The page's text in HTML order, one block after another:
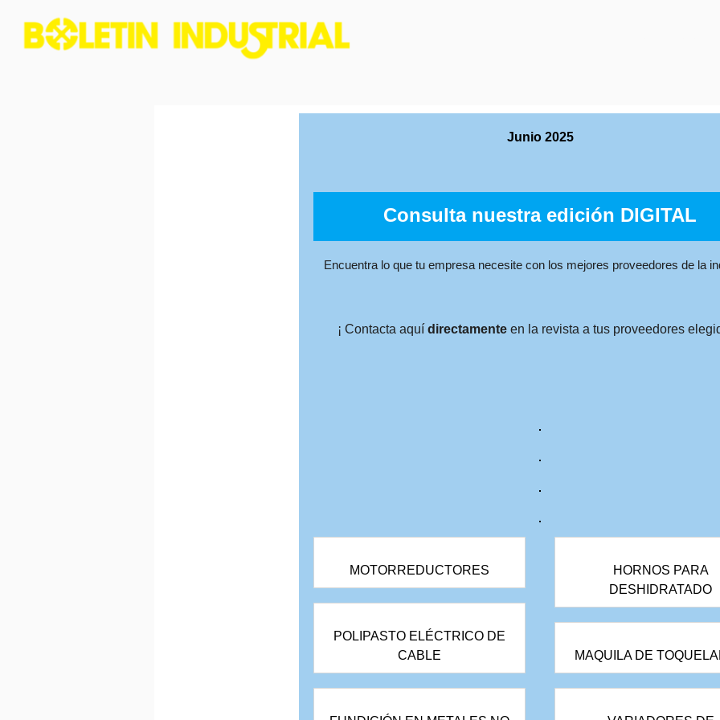
Junio 2025
Consulta nuestra edición DIGITAL
Encuentra lo que tu empresa necesite con los mejores proveedores de la
¡ Contacta aquí directamenteen la revista a tus proveedores
MOTORREDUCTORES
POLIPASTO ELÉCTRICO DE
CABLE
HORNOS PARA
DESHIDRATADO
MAQUILA DE